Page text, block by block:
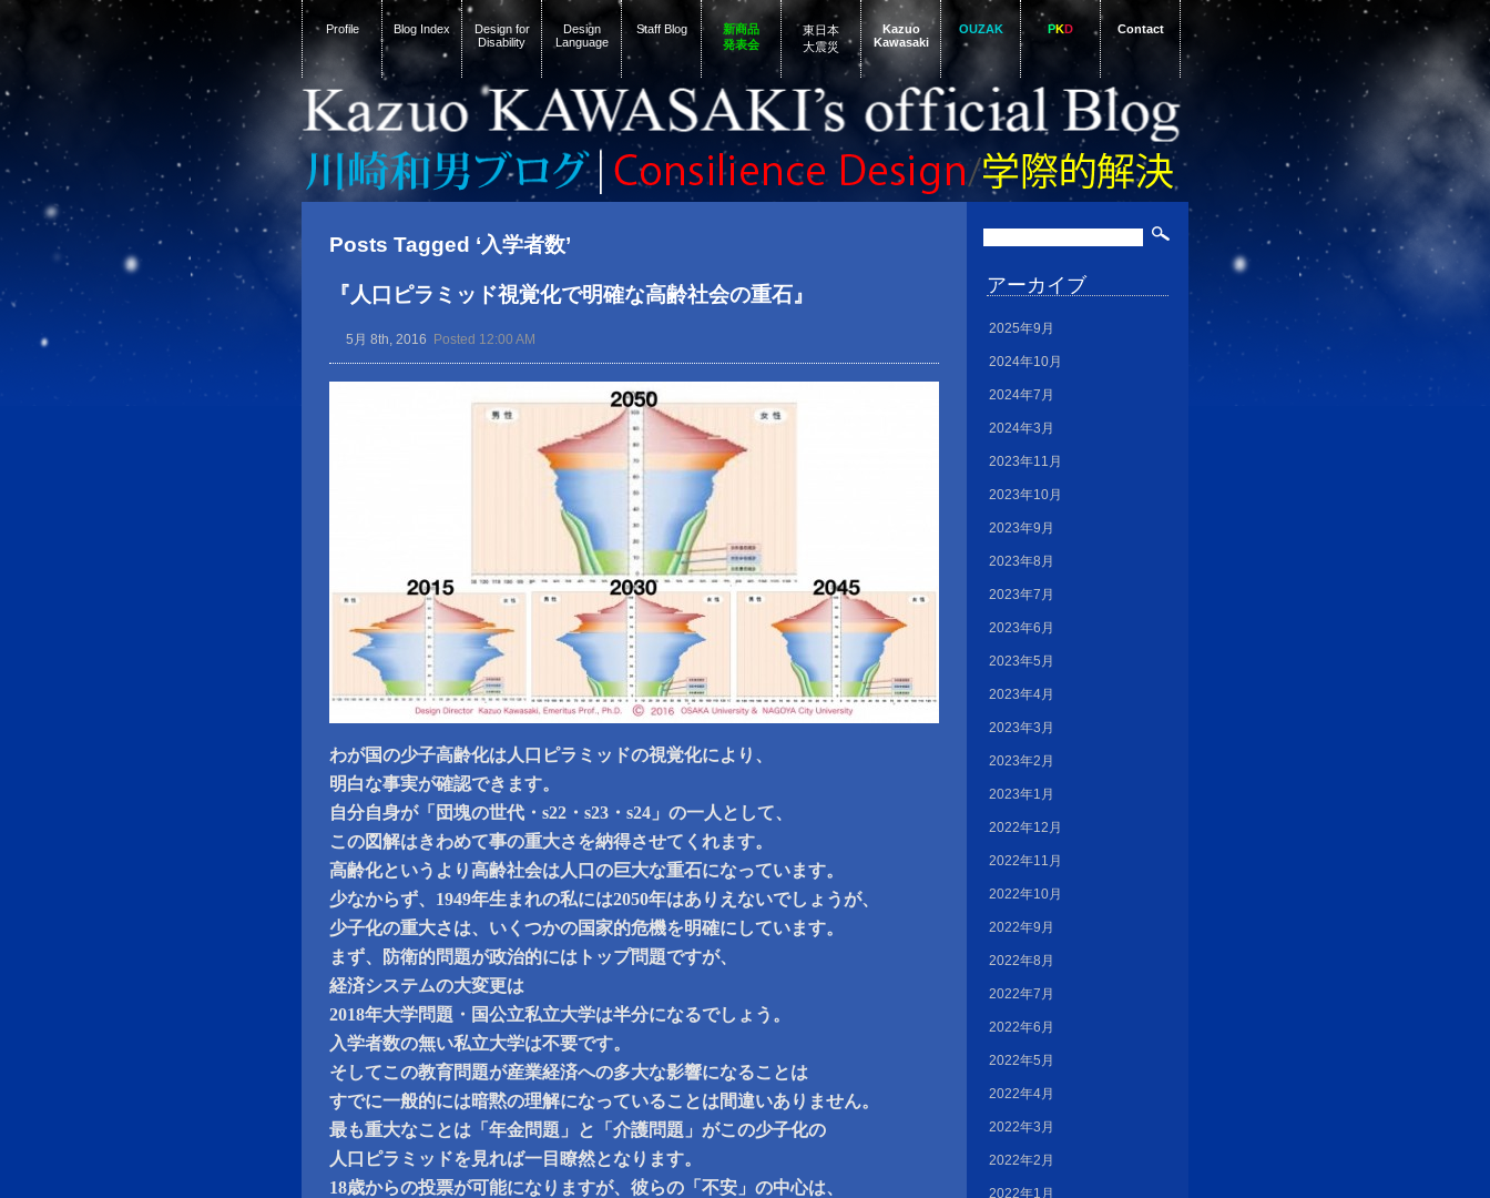
Profile Blog Index
Design for
Disability
Design
Language
Staff Blog
新商品
発表会
東日本
大震災
Kazuo
Kawasaki
OUZAK PKD Contact
Posts Tagged ‘入学者数’
『人口ピラミッド視覚化で明確な高齢社会の重石』
5月 8th, 2016 Posted 12:00 AM
わが国の少子高齢化は人口ピラミッドの視覚化により、
明白な事実が確認できます。
自分自身が「団塊の世代・s22・s23・s24」の一人として、
この図解はきわめて事の重大さを納得させてくれます。
高齢化というより高齢社会は人口の巨大な重石になっています。
少なからず、1949年生まれの私には2050年はありえないでしょうが、
少子化の重大さは、いくつかの国家的危機を明確にしています。
まず、防衛的問題が政治的にはトップ問題ですが、
経済システムの大変更は
2018年大学問題・国公立私立大学は半分になるでしょう。
入学者数の無い私立大学は不要です。
そしてこの教育問題が産業経済への多大な影響になることは
すでに一般的には暗黙の理解になっていることは間違いありません。
最も重大なことは「年金問題」と「介護問題」がこの少子化の
人口ピラミッドを見れば一目瞭然となります。
18歳からの投票が可能になりますが、彼らの「不安」の中心は、
アーカイブ
2025年9月
2024年10月
2024年7月
2024年3月
2023年11月
2023年10月
2023年9月
2023年8月
2023年7月
2023年6月
2023年5月
2023年4月
2023年3月
2023年2月
2023年1月
2022年12月
2022年11月
2022年10月
2022年9月
2022年8月
2022年7月
2022年6月
2022年5月
2022年4月
2022年3月
2022年2月
2022年1月